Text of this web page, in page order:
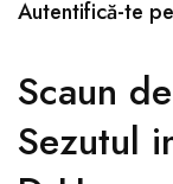
Autentifică-te
Scaun
Sezutul